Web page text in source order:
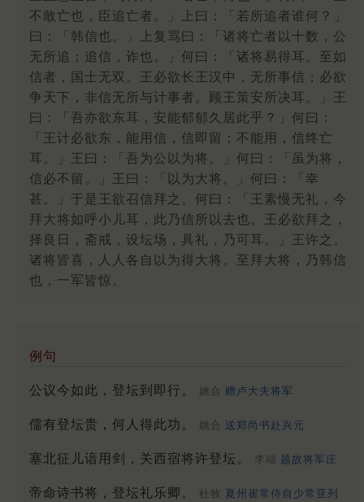
不敢亡也，臣追亡者。」上曰：「若所追者谁何？」
曰：「韩信也。」上复骂曰：「诸将亡者以十数，公
无所追；追信，诈也。」何曰：「诸将易得耳。至如
信者，国士无双。王必欲长王汉中，无所事信；必欲
争天下，非信无所与计事者。顾王策安所决耳。」王
曰：「吾亦欲东耳，安能郁郁久居此乎？」何曰：
「王计必欲东，能用信，信即留；不能用，信终亡
耳。」王曰：「吾为公以为将。」何曰：「虽为将，
信必不留。」王曰：「以为大将。」何曰：「幸
甚。」于是王欲召信拜之。何曰：「王素慢无礼，今
拜大将如呼小儿耳，此乃信所以去也。王必欲拜之，
择良日，斋戒，设坛场，具礼，乃可耳。」王许之。
诸将皆喜，人人各自以为得大将。至拜大将，乃韩信
也，一军皆惊。
例句
公议今如此，登坛到即行。 姚合 赠卢大夫将军
儒有登坛贵，何人得此功。 姚合 送郑尚书赴兴元
塞北征儿谙用剑，关西宿将许登坛。 李端 题故将军庄
帝命诗书将，登坛礼乐卿。 杜牧 夏州崔常侍自少常亚列